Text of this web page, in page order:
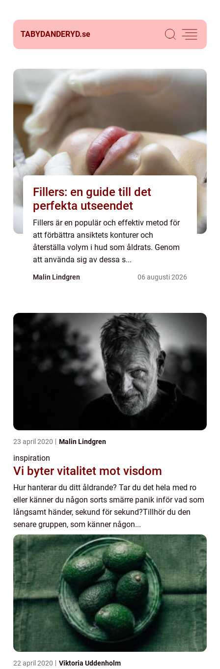
TABYDANDERYD.se
Fillers: en guide till det
perfekta utseendet
Fillers är en populär och effektiv metod för
att förbättra ansiktets konturer och
återställa volym i hud som åldrats. Genom
att använda sig av dessa s...
Malin Lindgren 06 augusti 2026
23 april 2020 Malin Lindgren
inspiration
Vi byter vitalitet mot visdom
Hur hanterar du ditt åldrande? Tar du det hela med ro
eller känner du någon sorts smärre panik inför vad som
långsamt händer, sekund för sekund?Tillhör du den
senare gruppen, som känner någon...
22 april 2020 Viktoria Uddenholm